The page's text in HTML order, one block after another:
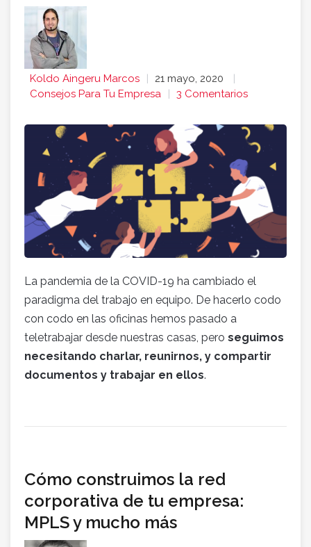
Koldo Aingeru Marcos
21 mayo, 2020
Consejos Para Tu Empresa
3 Comentarios
La pandemia de la COVID-19 ha cambiado el
paradigma del trabajo en equipo. De hacerlo codo
con codo en las oficinas hemos pasado a
teletrabajar desde nuestras casas, pero seguimos
necesitando charlar, reunirnos, y compartir
documentos y trabajar en ellos.
Cómo construimos la red
corporativa de tu empresa:
MPLS y mucho más